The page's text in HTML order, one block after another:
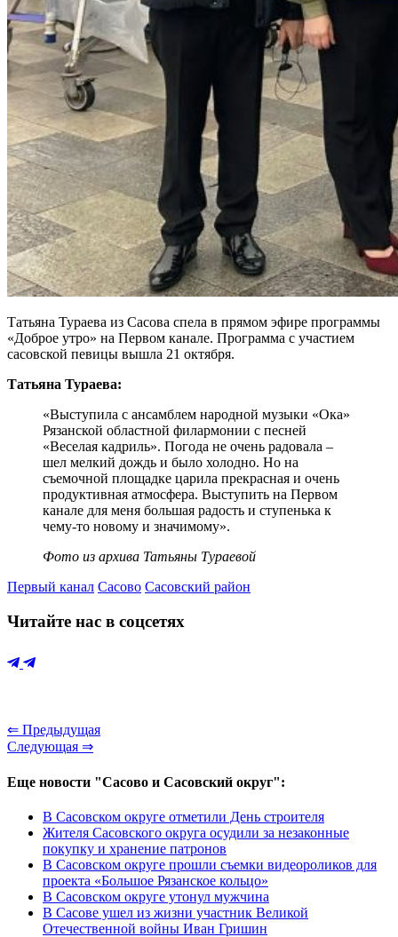
Татьяна Тураева из Сасова спела в прямом эфире программы
«Доброе утро» на Первом канале. Программа с участием
сасовской певицы вышла 21 октября.
Татьяна Тураева:
«Выступила с ансамблем народной музыки «Ока»
Рязанской областной филармонии с песней
«Веселая кадриль». Погода не очень радовала –
шел мелкий дождь и было холодно. Но на
съемочной площадке царила прекрасная и очень
продуктивная атмосфера. Выступить на Первом
канале для меня большая радость и ступенька к
чему-то новому и значимому».
Фото из архива Татьяны Тураевой
Первый канал Сасово Сасовский район
Читайте нас в соцсетях
⇐ Предыдущая
Следующая ⇒
Еще новости "Сасово и Сасовский округ":
В Сасовском округе отметили День строителя
Жителя Сасовского округа осудили за незаконные
покупку и хранение патронов
В Сасовском округе прошли съемки видеороликов для
проекта «Большое Рязанское кольцо»
В Сасовском округе утонул мужчина
В Сасове ушел из жизни участник Великой
Отечественной войны Иван Гришин